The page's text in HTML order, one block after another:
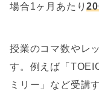
場合1ヶ月あたり
授業のコマ数やレ
す。例えば「
ミリー」など受講